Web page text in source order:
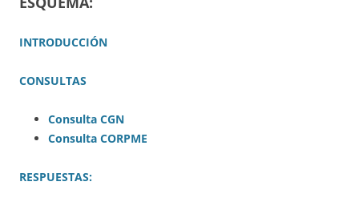
INTRODUCCIÓN
CONSULTAS
Consulta CGN
Consulta CORPME
RESPUESTAS: